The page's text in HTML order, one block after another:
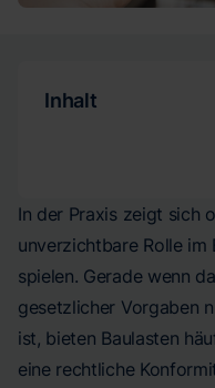
Inhalt
In der Praxis zeigt sich
unverzichtbare Rolle
spielen. Gerade wenn
gesetzlicher Vorgaben
ist, bieten Baulasten
eine rechtliche